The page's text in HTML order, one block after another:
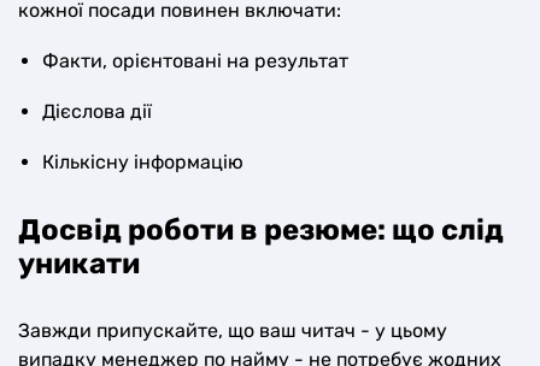
кожної посади повинен включати:
Факти, орієнтовані на результат
Дієслова дії
Кількісну інформацію
Досвід роботи в резюме: що слід
уникати
Завжди припускайте, що ваш читач - у цьому
випадку менеджер по найму - не потребує жодних